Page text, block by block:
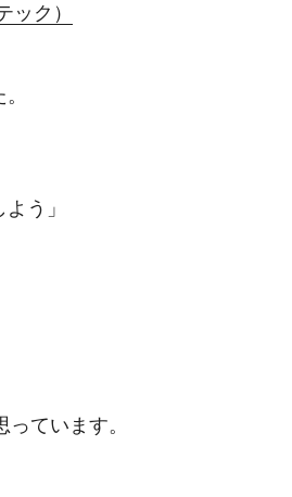
ク）
う」
ています。